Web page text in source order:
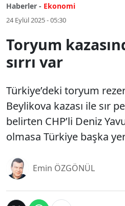
Haberler - Ekonomi
24 Eylül 2025 - 05:30
Toryum
sırrı var
Türkiye’deki toryum
Beylikova kazası ile sır
belirten CHP’li Deniz
olmasa Türkiye başka
Emin ÖZGÖNÜL